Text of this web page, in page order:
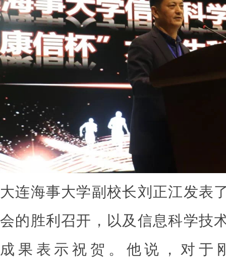
大连海事大学副校长刘正江发表
会的胜利召开，以及信息科学技
成果表示祝贺。他说，对于